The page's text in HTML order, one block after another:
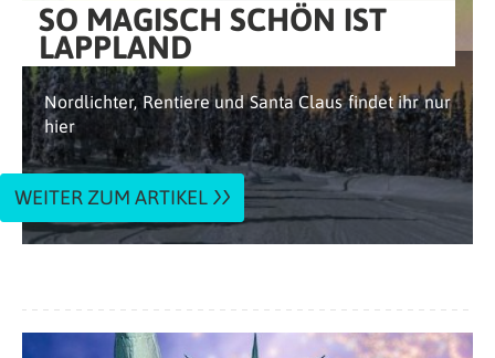
SO MAGISCH SCHÖN IST
LAPPLAND
Nordlichter, Rentiere und Santa Claus findet ihr nur
hier
WEITER ZUM ARTIKEL